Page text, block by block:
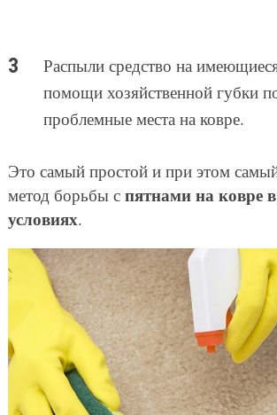
Распыли средство на
помощи хозяйственной губки
проблемные места на ковре.
Это самый простой и при этом
метод борьбы с пятнами на ковре
условиях.